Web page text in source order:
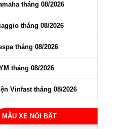
tháng 08/2026
tháng 08/2026
tháng 08/2026
tháng 08/2026
Vinfast tháng 08/2026
MẪU XE NỔI BẬT